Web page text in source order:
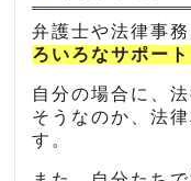
弁護士や法律事務
ろいろなサポート
自分の場合に、
そうなのか、法
す。